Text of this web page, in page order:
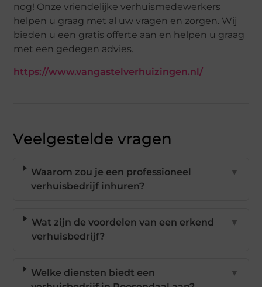
nog! Onze vriendelijke verhuismedewerkers
helpen u graag met al uw vragen en zorgen. Wij
bieden u een gratis offerte aan en helpen u graag
met een gedegen advies.
https://www.vangastelverhuizingen.nl/
Veelgestelde vragen
Waarom zou je een professioneel
verhuisbedrijf inhuren?
▼
Wat zijn de voordelen van een erkend
verhuisbedrijf?
▼
Welke diensten biedt een
▼